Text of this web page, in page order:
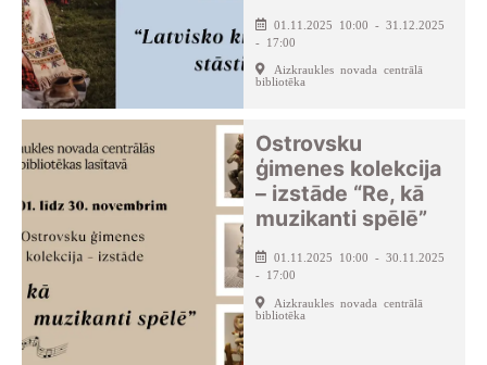
01.11.2025 10:00 - 31.12.2025
- 17:00
Aizkraukles novada centrālā
bibliotēka
Ostrovsku
ģimenes kolekcija
– izstāde “Re, kā
muzikanti spēlē”
01.11.2025 10:00 - 30.11.2025
- 17:00
Aizkraukles novada centrālā
bibliotēka